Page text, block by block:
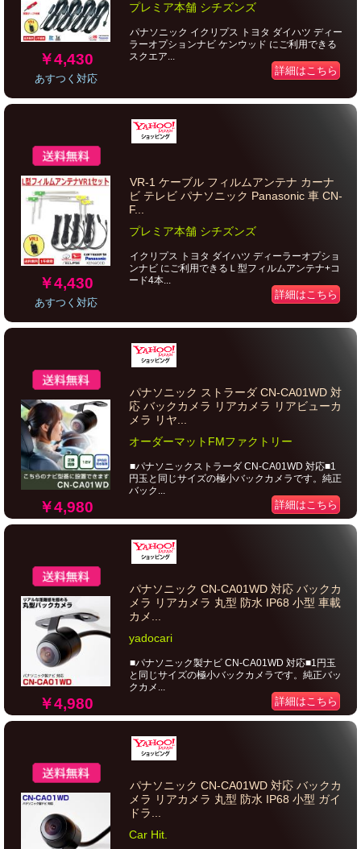
￥4,430
あすつく対応
プレミア本舗 シチズンズ
パナソニック イクリプス トヨタ ダイハツ ディー
ラーオプションナビ ケンウッド にご利用できる
スクエア...
詳細はこちら
￥4,430
あすつく対応
VR-1 ケーブル フィルムアンテナ カーナ
ビ テレビ パナソニック Panasonic 車 CN-
F...
プレミア本舗 シチズンズ
イクリプス トヨタ ダイハツ ディーラーオプショ
ンナビ にご利用できるＬ型フィルムアンテナ+コ
ード4本...
詳細はこちら
￥4,980
パナソニック ストラーダ CN-CA01WD 対
応 バックカメラ リアカメラ リアビューカ
メラ リヤ...
オーダーマットFMファクトリー
■パナソニックストラーダ CN-CA01WD 対応■1
円玉と同じサイズの極小バックカメラです。純正
バック...
詳細はこちら
￥4,980
パナソニック CN-CA01WD 対応 バックカ
メラ リアカメラ 丸型 防水 IP68 小型 車載
カメ...
yadocari
■パナソニック製ナビ CN-CA01WD 対応■1円玉
と同じサイズの極小バックカメラです。純正バッ
クカメ...
詳細はこちら
パナソニック CN-CA01WD 対応 バックカ
メラ リアカメラ 丸型 防水 IP68 小型 ガイ
ドラ...
Car Hit.